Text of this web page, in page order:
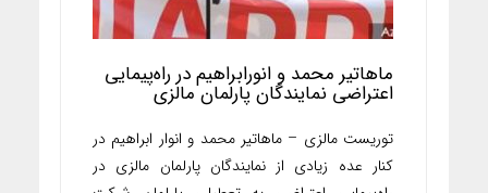
ماهاتیر محمد و انورابراهیم در راه‌پیمایی
اعتراضی نمایندگان پارلمان مالزی
توریست مالزی – ماهاتیر محمد و انوار ابراهیم در
کنار عده زیادی از نمایندگان پارلمان مالزی در